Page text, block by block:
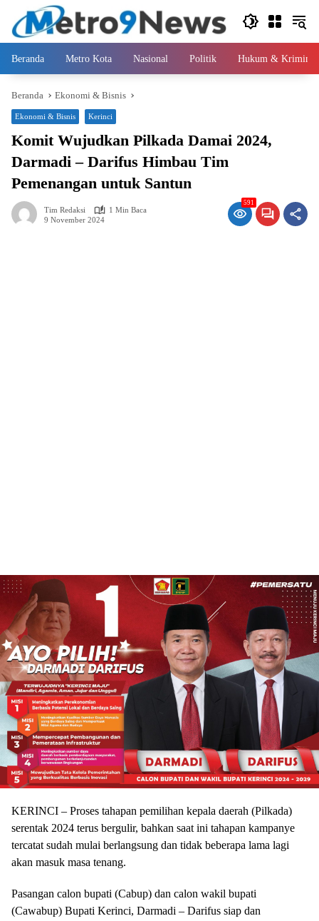
Langsung
konten
Beranda Metro Kota Nasional Politik Hukum & Kriminal
Beranda Ekonomi & Bisnis
Ekonomi & Bisnis Kerinci
Komit Wujudkan Pilkada Damai 2024,
Darmadi – Darifus Himbau Tim
Pemenangan untuk Santun
Tim Redaksi
1 Min Baca
9 November 2024
591
KERINCI – Proses tahapan pemilihan kepala daerah (Pilkada)
serentak 2024 terus bergulir, bahkan saat ini tahapan kampanye
tercatat sudah mulai berlangsung dan tidak beberapa lama lagi
akan masuk masa tenang.
Pasangan calon bupati (Cabup) dan calon wakil bupati
(Cawabup) Bupati Kerinci, Darmadi – Darifus siap dan